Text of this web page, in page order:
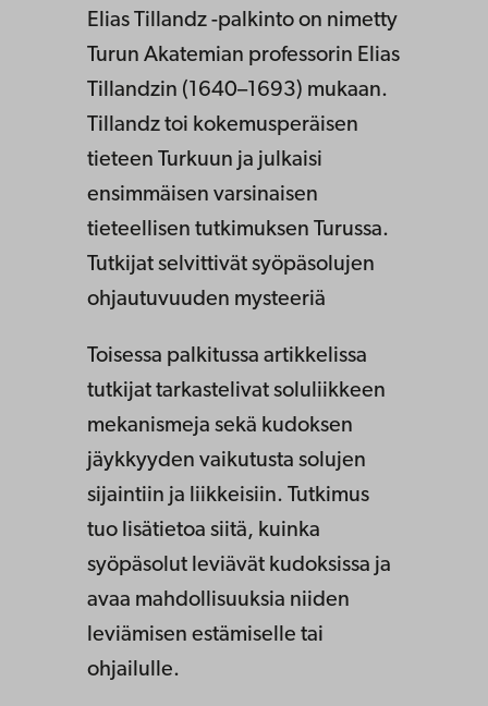
Elias Tillandz -palkinto on nimetty
Turun Akatemian professorin Elias
Tillandzin (1640–1693) mukaan.
Tillandz toi kokemusperäisen
tieteen Turkuun ja julkaisi
ensimmäisen varsinaisen
tieteellisen tutkimuksen Turussa.
Tutkijat selvittivät syöpäsolujen
ohjautuvuuden mysteeriä
Toisessa palkitussa artikkelissa
tutkijat tarkastelivat soluliikkeen
mekanismeja sekä kudoksen
jäykkyyden vaikutusta solujen
sijaintiin ja liikkeisiin. Tutkimus
tuo lisätietoa siitä, kuinka
syöpäsolut leviävät kudoksissa ja
avaa mahdollisuuksia niiden
leviämisen estämiselle tai
ohjailulle.